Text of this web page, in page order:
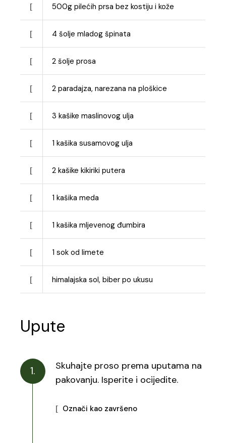
500g pilećih prsa bez kostiju i kože
4 šolje mladog špinata
2 šolje prosa
2 paradajza, narezana na ploškice
3 kašike maslinovog ulja
1 kašika susamovog ulja
2 kašike kikiriki putera
1 kašika meda
1 kašika mljevenog đumbira
1 sok od limete
himalajska sol, biber po ukusu
Upute
1.
Skuhajte proso prema uputama na
pakovanju. Isperite i ocijedite.
Označi kao završeno